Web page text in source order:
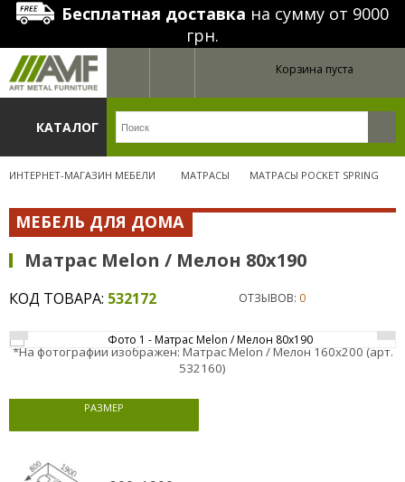
Бесплатная доставка на сумму от 9000
грн.
Корзина пуста
КАТАЛОГ
ИНТЕРНЕТ-МАГАЗИН МЕБЕЛИ МАТРАСЫ МАТРАСЫ POCKET SPRING
МЕБЕЛЬ ДЛЯ ДОМА
Матрас Melon / Мелон 80x190
КОД ТОВАРА: 532172 ОТЗЫВОВ: 0
*На фотографии изображен: Матрас Melon / Мелон 160x200 (арт.
532160)
РАЗМЕР